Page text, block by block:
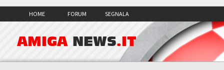
HOME FORUM SEGNALA
AMIGA NEWS.IT